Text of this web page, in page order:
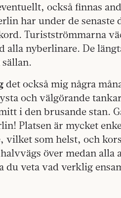
också finnas
har under de senaste
Turistströmmarna
alla nyberlinare. De
det också mig några
och välgörande
i den brusande stan.
Platsen är mycket
vilket som helst, och
över medan
du veta vad verklig